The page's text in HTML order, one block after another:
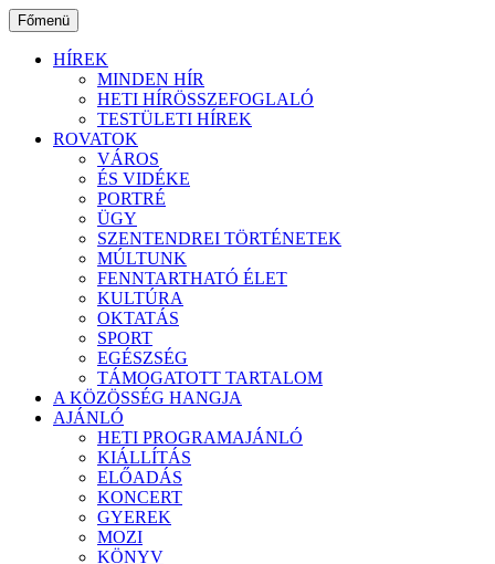
Ugrás
a
tartalomhoz
Főmenü
HÍREK
MINDEN HÍR
HETI HÍRÖSSZEFOGLALÓ
TESTÜLETI HÍREK
ROVATOK
VÁROS
ÉS VIDÉKE
PORTRÉ
ÜGY
SZENTENDREI TÖRTÉNETEK
MÚLTUNK
FENNTARTHATÓ ÉLET
KULTÚRA
OKTATÁS
SPORT
EGÉSZSÉG
TÁMOGATOTT TARTALOM
A KÖZÖSSÉG HANGJA
AJÁNLÓ
HETI PROGRAMAJÁNLÓ
KIÁLLÍTÁS
ELŐADÁS
KONCERT
GYEREK
MOZI
KÖNYV